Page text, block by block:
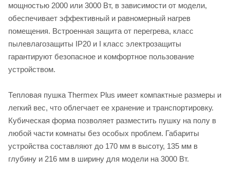
мощностью 2000 или 3000 Вт, в зависимости от модели,
обеспечивает эффективный и равномерный нагрев
помещения. Встроенная защита от перегрева, класс
пылевлагозащиты IP20 и I класс электрозащиты
гарантируют безопасное и комфортное пользование
устройством.
Тепловая пушка Thermex Plus имеет компактные размеры и
легкий вес, что облегчает ее хранение и транспортировку.
Кубическая форма позволяет разместить пушку на полу в
любой части комнаты без особых проблем. Габариты
устройства составляют до 170 мм в высоту, 135 мм в
глубину и 216 мм в ширину для модели на 3000 Вт.